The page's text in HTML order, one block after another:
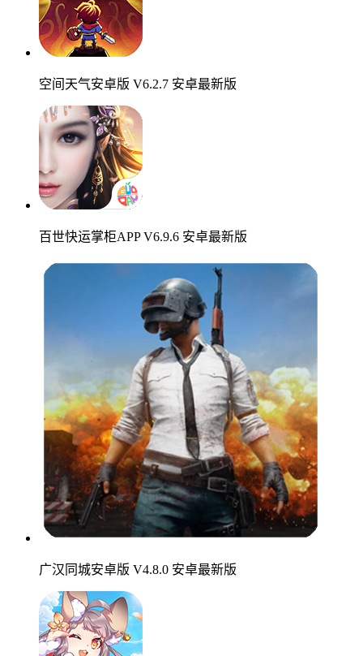
空间天气安卓版 V6.2.7 安卓最新版
百世快运掌柜APP V6.9.6 安卓最新版
广汉同城安卓版 V4.8.0 安卓最新版